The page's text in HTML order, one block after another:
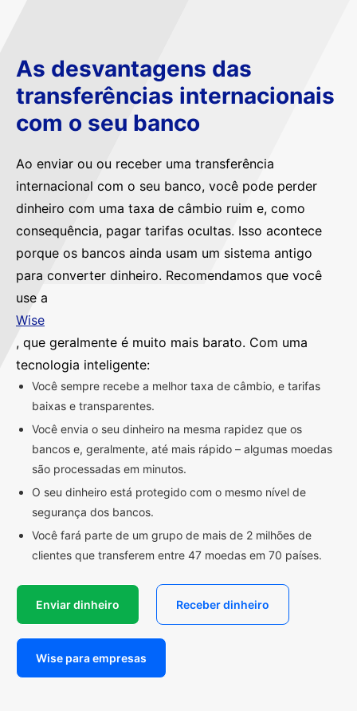
As desvantagens das
transferências internacionais
com o seu banco
Ao enviar ou ou receber uma transferência
internacional com o seu banco, você pode perder
dinheiro com uma taxa de câmbio ruim e, como
consequência, pagar tarifas ocultas. Isso acontece
porque os bancos ainda usam um sistema antigo
para converter dinheiro. Recomendamos que você
use a
Wise
, que geralmente é muito mais barato. Com uma
tecnologia inteligente:
Você sempre recebe a melhor taxa de câmbio, e tarifas
baixas e transparentes.
Você envia o seu dinheiro na mesma rapidez que os
bancos e, geralmente, até mais rápido – algumas moedas
são processadas em minutos.
O seu dinheiro está protegido com o mesmo nível de
segurança dos bancos.
Você fará parte de um grupo de mais de 2 milhões de
clientes que transferem entre 47 moedas em 70 países.
Enviar dinheiro Receber dinheiro
Wise para empresas